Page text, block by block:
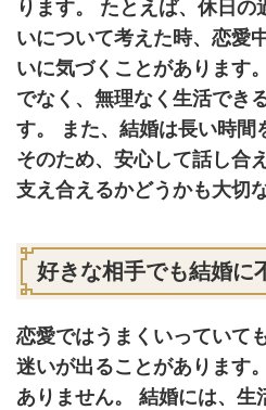
ります。 たとえば、休日の
いについて考えた時、恋愛
いに気づくことがあります
でなく、無理なく生活でき
す。 また、結婚は長い時間
そのため、安心して話し合
支え合えるかどうかも大切
好きな相手でも結婚に
恋愛ではうまくいっていて
迷いが出ることがあります
ありません。 結婚には、生